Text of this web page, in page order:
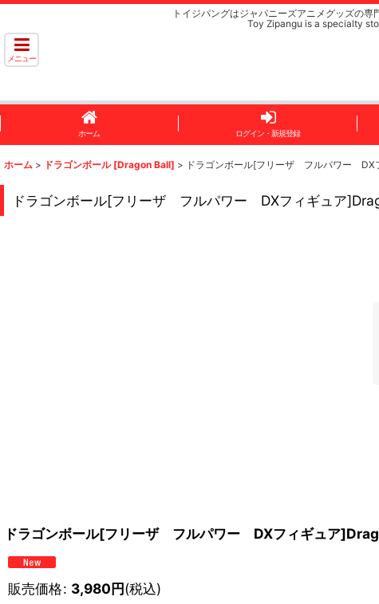
トイジパングはジャパニーズアニメグッズの
Toy Zipangu is a specialty
メニュー
ホーム ログイン・新規登録
ホーム > ドラゴンボール [Dragon Ball] > ドラゴンボール[フリーザ フルパワー
ドラゴンボール[フリーザ フルパワー DXフィギュア
ドラゴンボール[フリーザ フルパワー DXフィギュア
販売価格: 3,980円(税込)